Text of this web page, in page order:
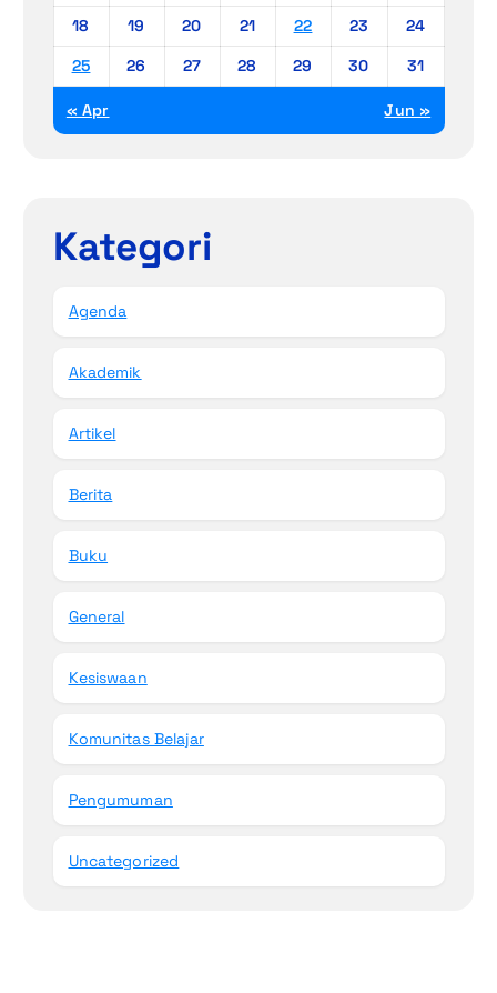
18
19 20 21 22 23
24
25
26 27 28 29 30 31
« Apr Jun »
Kategori
Agenda
Akademik
Artikel
Berita
Buku
General
Kesiswaan
Komunitas Belajar
Pengumuman
Uncategorized